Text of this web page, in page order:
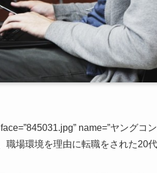
name=”ヤングコ
職場環境を理由に転職をされた20